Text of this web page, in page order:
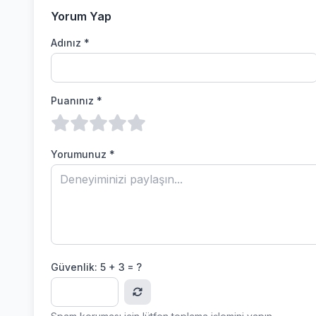
Yorum Yap
Adınız *
Puanınız *
Yorumunuz *
Güvenlik: 5 + 3 = ?